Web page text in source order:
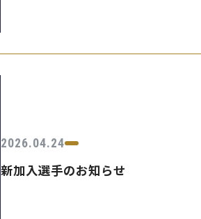
2026.04.24
新加入選手のお知らせ